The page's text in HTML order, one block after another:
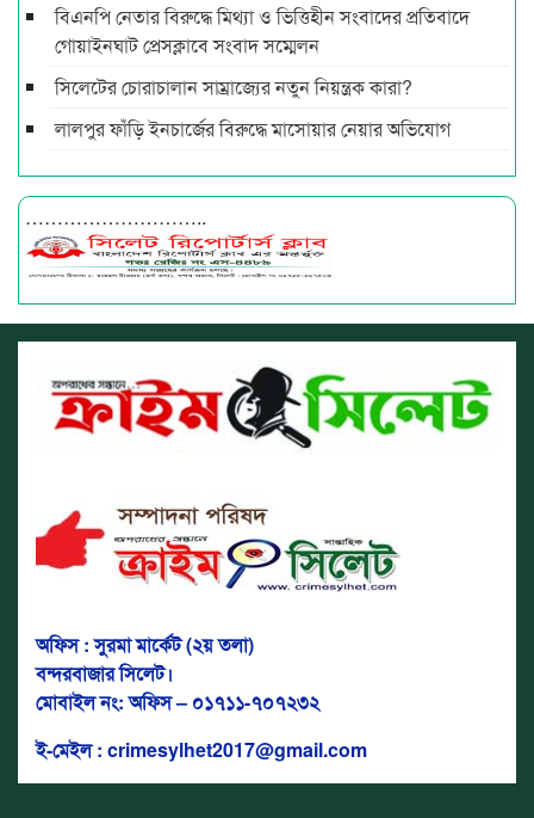
বিএনপি নেতার বিরুদ্ধে মিথ্যা ও ভিত্তিহীন সংবাদের প্রতিবাদে
গোয়াইনঘাট প্রেসক্লাবে সংবাদ সম্মেলন
সিলেটের চোরাচালান সাম্রাজ্যের নতুন নিয়ন্ত্রক কারা?
লালপুর ফাঁড়ি ইনচার্জের বিরুদ্ধে মাসোয়ার নেয়ার অভিযোগ
………………………..
অফিস : সুরমা মার্কেট (২য় তলা)
বন্দরবাজার সিলেট।
মোবাইল নং: অফিস – ০১৭১১-৭০৭২৩২
ই-মেইল : crimesylhet2017@gmail.com